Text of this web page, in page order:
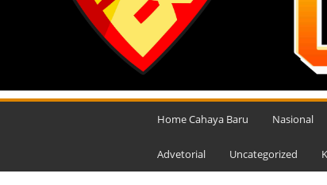
M
Home Cahaya Baru Nasional
Advetorial Uncategorized